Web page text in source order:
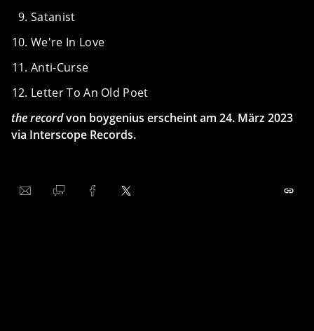
Satanist
We're In Love
Anti-Curse
Letter To An Old Poet
the recordvon boygenius erscheint am 24. März 2023
via Interscope Records.